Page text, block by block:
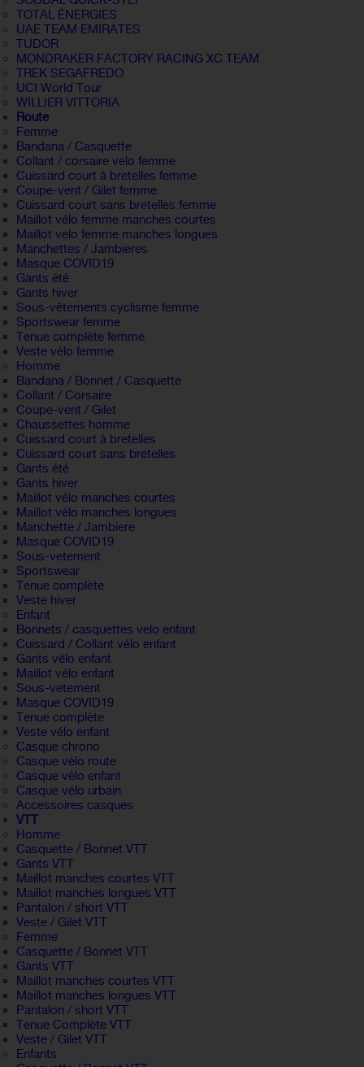
TOTAL ÉNERGIES
UAE TEAM EMIRATES
TUDOR
MONDRAKER FACTORY RACING XC TEAM
TREK SEGAFREDO
UCI World Tour
WILLIER VITTORIA
Route
Femme
Bandana / Casquette
Collant / corsaire velo femme
Cuissard court à bretelles femme
Coupe-vent / Gilet femme
Cuissard court sans bretelles femme
Maillot vélo femme manches courtes
Maillot velo femme manches longues
Manchettes / Jambieres
Masque COVID19
Gants été
Gants hiver
Sous-vêtements cyclisme femme
Sportswear femme
Tenue complète femme
Veste vélo femme
Homme
Bandana / Bonnet / Casquette
Collant / Corsaire
Coupe-vent / Gilet
Chaussettes homme
Cuissard court à bretelles
Cuissard court sans bretelles
Gants été
Gants hiver
Maillot vélo manches courtes
Maillot vélo manches longues
Manchette / Jambiere
Masque COVID19
Sous-vetement
Sportswear
Tenue complète
Veste hiver
Enfant
Bonnets / casquettes velo enfant
Cuissard / Collant vélo enfant
Gants vélo enfant
Maillot vélo enfant
Sous-vetement
Masque COVID19
Tenue complète
Veste vélo enfant
Casque chrono
Casque vélo route
Casque vélo enfant
Casque vélo urbain
Accessoires casques
VTT
Homme
Casquette / Bonnet VTT
Gants VTT
Maillot manches courtes VTT
Maillot manches longues VTT
Pantalon / short VTT
Veste / Gilet VTT
Femme
Casquette / Bonnet VTT
Gants VTT
Maillot manches courtes VTT
Maillot manches longues VTT
Pantalon / short VTT
Tenue Complète VTT
Veste / Gilet VTT
Enfants